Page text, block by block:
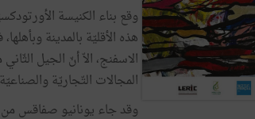
وقع بناء الكنيسة
هذه الأقليّة بالمدينة
المجالات التّجاريّة